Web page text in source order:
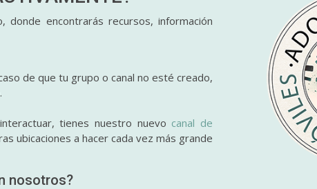
encontrarás recursos, información
de que tu grupo o canal no esté creado,
tienes nuestro nuevo canal de
ubicaciones a hacer cada vez más grande
nosotros?